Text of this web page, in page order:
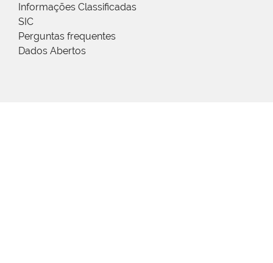
Informações Classificadas
SIC
Perguntas frequentes
Dados Abertos